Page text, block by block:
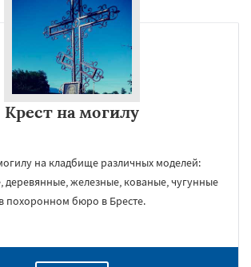
Крест на могилу
на кладбище различных моделей:
деревянные, железные, кованые, чугунные
в похоронном бюро в Бресте.